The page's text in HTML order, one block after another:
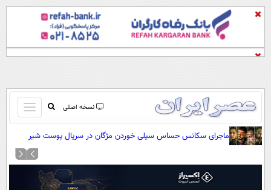
نسخه اصلی
باز
و
بسته
کردن
صفحه اول
آرشیو
ماجرای سکانس حساس سیلی خوردن مژگان در سریال پوست شیر